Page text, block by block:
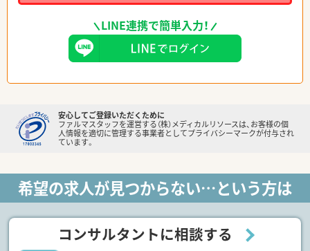
LINE連携で簡単入力！
安心してご登録いただくために
ファルマスタッフを運営する（株）メディカルリソースは、お客様の個
人情報を適切に管理する事業者としてプライバシーマークが付与され
ています。
希望の求人が見つからない…という方は
コンサルタントに相談する